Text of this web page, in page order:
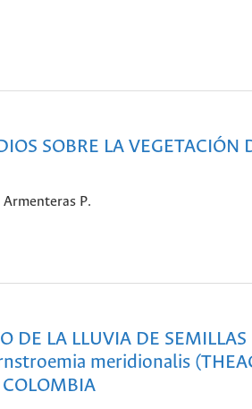
SOBRE LA
P.
DE LA LLUVIA DE
meridionalis